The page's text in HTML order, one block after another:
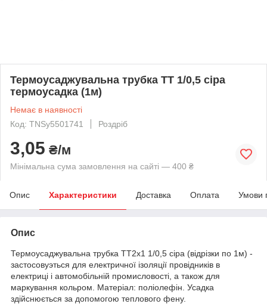
Термоусаджувальна трубка ТТ 1/0,5 сіра
термоусадка (1м)
Немає в наявності
Код: TNSy5501741
Роздріб
3,05 ₴/м
Мінімальна сума замовлення на сайті — 400 ₴
Опис Характеристики Доставка Оплата Умови
Опис
Термоусаджувальна трубка ТТ2х1 1/0,5 сіра (відрізки по 1м) -
застосовуэться для електричної ізоляції провідників в
електриці і автомобільній промисловості, а також для
маркування кольром. Матеріал: поліолефін. Усадка
здійснюється за допомогою теплового фену.